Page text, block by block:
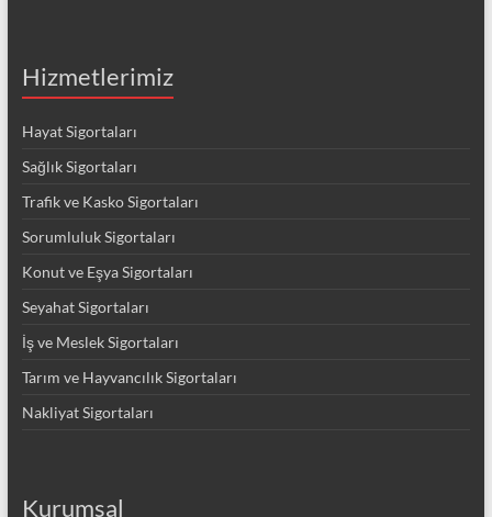
Hizmetlerimiz
Hayat Sigortaları
Sağlık Sigortaları
Trafik ve Kasko Sigortaları
Sorumluluk Sigortaları
Konut ve Eşya Sigortaları
Seyahat Sigortaları
İş ve Meslek Sigortaları
Tarım ve Hayvancılık Sigortaları
Nakliyat Sigortaları
Kurumsal